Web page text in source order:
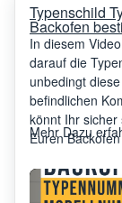
Typenschild
Backofen
In diesem
darauf die
unbedingt
befindlichen
könnt Ihr sicher
Euren
Mehr Dazu